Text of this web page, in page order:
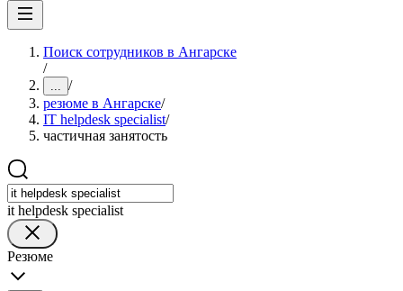
Поиск сотрудников в Ангарске
/
... /
резюме в Ангарске/
IT helpdesk specialist/
частичная занятость
it helpdesk specialist
Резюме